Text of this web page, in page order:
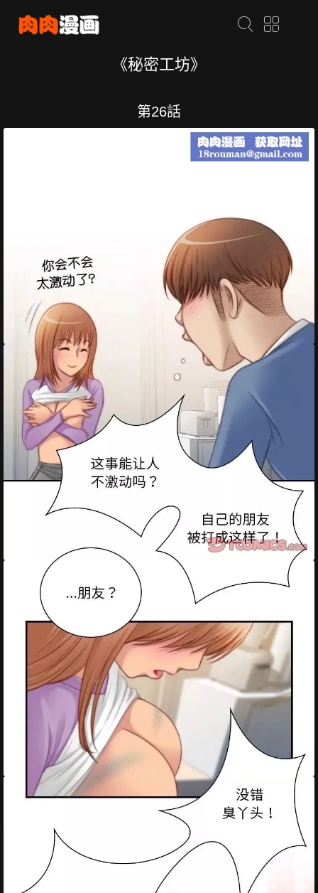
《秘密工坊》
第26話